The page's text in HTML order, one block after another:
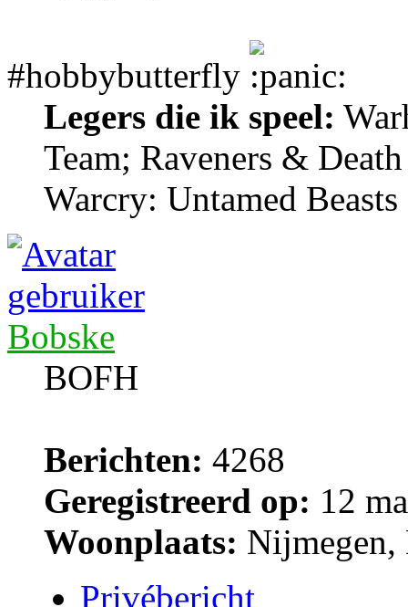
#hobbybutterfly
Legers die ik speel:
Team; Raveners &
Warcry: Untamed Beasts
Bobske
BOFH
Berichten: 4268
Geregistreerd op: 12
Woonplaats:
Privébericht